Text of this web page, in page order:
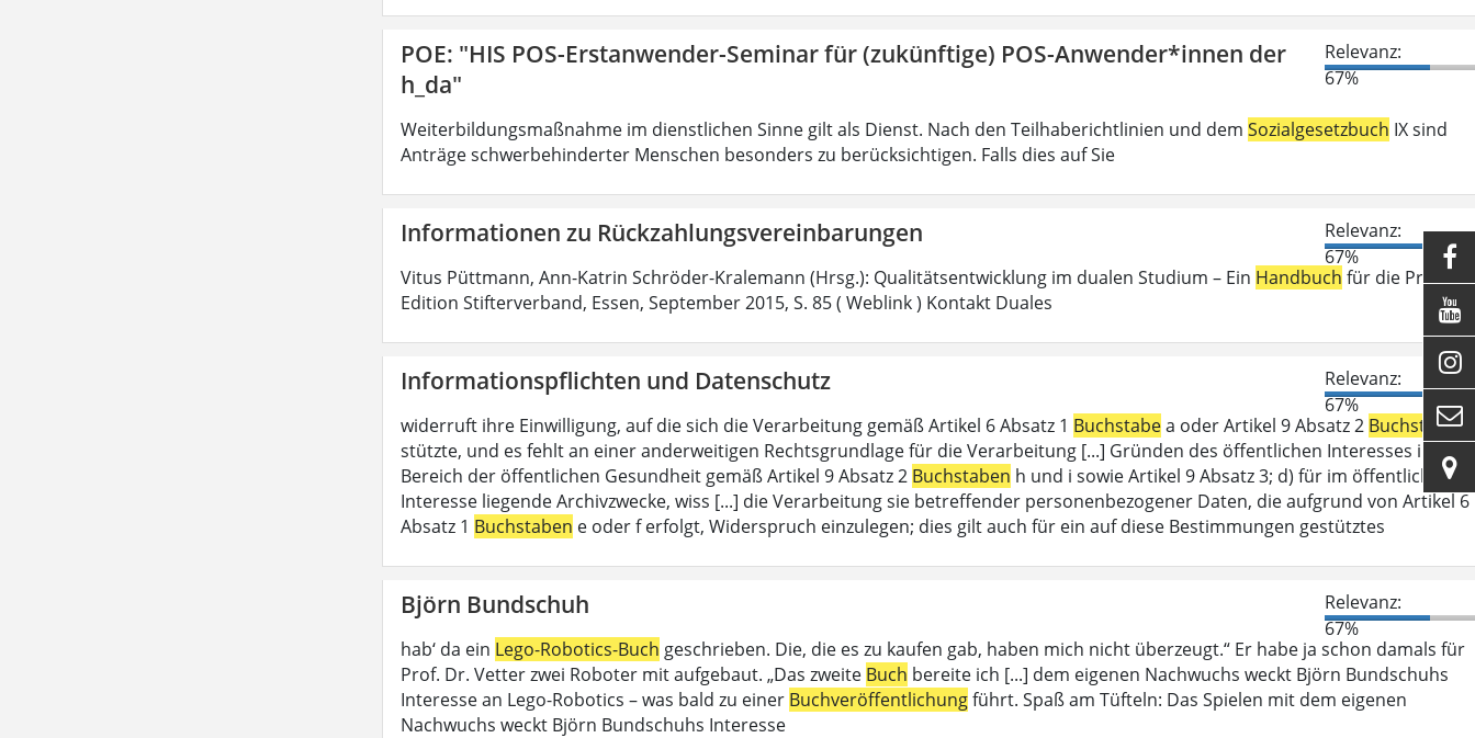
POE: "HIS POS-Erstanwender-Seminar für (zukünftige) POS-Anwender*innen der
h_da"
Relevanz:
67%
Weiterbildungsmaßnahme im dienstlichen Sinne gilt als Dienst. Nach den Teilhaberichtlinien und dem Sozialgesetzbuch IX sind
Anträge schwerbehinderter Menschen besonders zu berücksichtigen. Falls dies auf Sie
Informationen zu Rückzahlungsvereinbarungen
Relevanz:
67%
Vitus Püttmann, Ann-Katrin Schröder-Kralemann (Hrsg.): Qualitätsentwicklung im dualen Studium – Ein Handbuch für die Praxis .
Edition Stifterverband, Essen, September 2015, S. 85 ( Weblink ) Kontakt Duales
Informationspflichten und Datenschutz
Relevanz:
67%
widerruft ihre Einwilligung, auf die sich die Verarbeitung gemäß Artikel 6 Absatz 1 Buchstabea oder Artikel 9 Absatz 2 Buchstabea
stützte, und es fehlt an einer anderweitigen Rechtsgrundlage für die Verarbeitung [...] Gründen des öffentlichen Interesses im
Bereich der öffentlichen Gesundheit gemäß Artikel 9 Absatz 2 Buchstaben h und i sowie Artikel 9 Absatz 3; d) für im öffentlichen
Interesse liegende Archivzwecke, wiss [...] die Verarbeitung sie betreffender personenbezogener Daten, die aufgrund von Artikel 6
Absatz 1 Buchstaben e oder f erfolgt, Widerspruch einzulegen; dies gilt auch für ein auf diese Bestimmungen gestütztes
Björn Bundschuh
Relevanz:
67%
hab‘ da ein Lego-Robotics-Buch geschrieben. Die, die es zu kaufen gab, haben mich nicht überzeugt.“ Er habe ja schon damals für
Prof. Dr. Vetter zwei Roboter mit aufgebaut. „Das zweite Buch bereite ich [...] dem eigenen Nachwuchs weckt Björn Bundschuhs
Interesse an Lego-Robotics – was bald zu einer Buchveröffentlichungführt. Spaß am Tüfteln: Das Spielen mit dem eigenen
Nachwuchs weckt Björn Bundschuhs Interesse




